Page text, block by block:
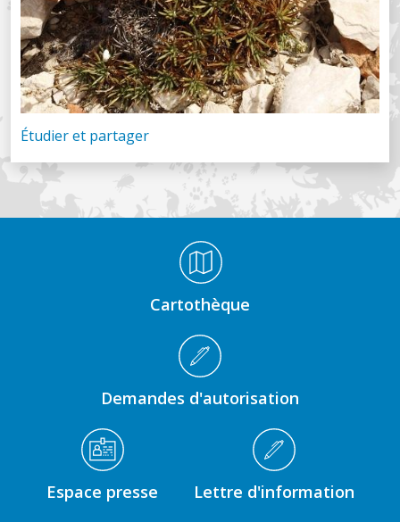
Étudier et partager
Cartothèque
Demandes d'autorisation
Espace presse Lettre d'information